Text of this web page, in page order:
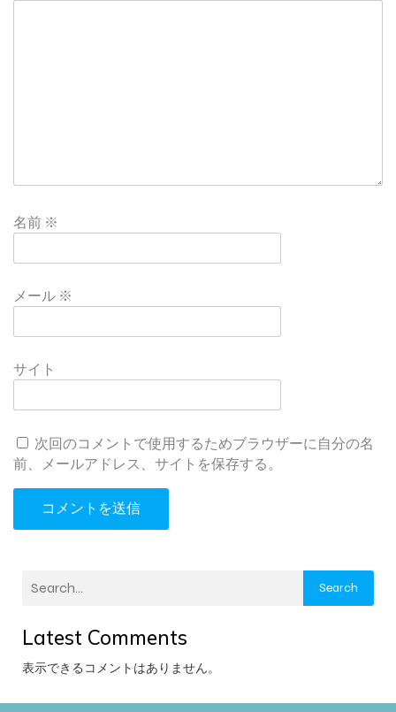
名前 ※
メール ※
サイト
次回のコメントで使用するためブラウザーに自分の名
前、メールアドレス、サイトを保存する。
Search
Latest Comments
表示できるコメントはありません。